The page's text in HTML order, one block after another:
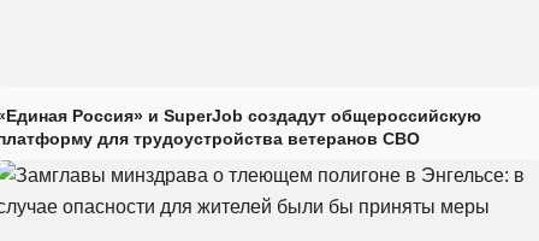
Россия» и SuperJob создадут общероссийскую
для трудоустройства ветеранов СВО